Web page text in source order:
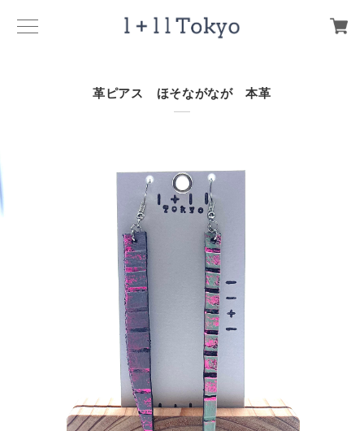
革ピアス ほそながなが 本革